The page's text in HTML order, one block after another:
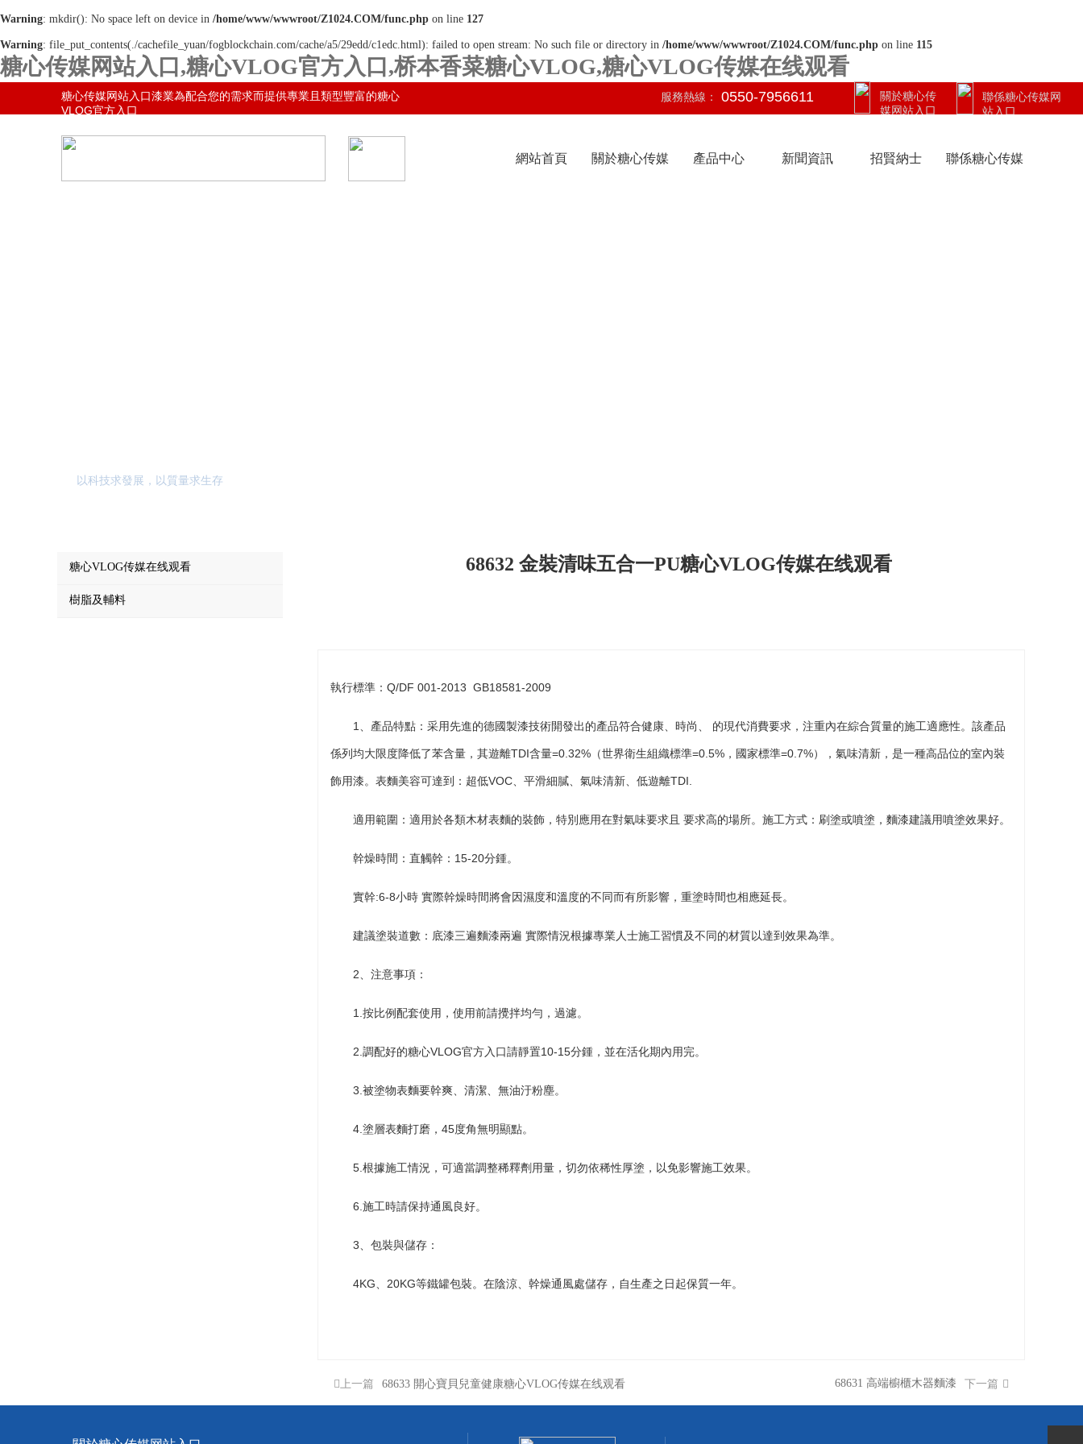
Warning: mkdir(): No space left on device in /home/www/wwwroot/Z1024.COM/func.php on line 127
Warning: file_put_contents(./cachefile_yuan/fogblockchain.com/cache/a5/29edd/c1edc.html): failed to open stream: No such file or directory in /home/www/wwwroot/Z1024.COM/func.php on line 115
糖心传媒网站入口,糖心VLOG官方入口,桥本香菜糖心VLOG,糖心VLOG传媒在线观看
服務熱線：
關於糖心传
媒网站入口
0550-7956611
聯係糖心传媒网
站入口
糖心传媒网站入口漆業為配合您的需求而提供專業且類型豐富的糖心
VLOG官方入口
網站首頁 關於糖心传媒 產品中心 新聞資訊 招賢納士 聯係糖心传媒
以科技求發展，以質量求生存
糖心VLOG传媒在线观看
樹脂及輔料
68632 金裝清味五合一PU糖心VLOG传媒在线观看
執行標準：Q/DF 001-2013 GB18581-2009
1、產品特點：采用先進的德國製漆技術開發出的產品符合健康、時尚、 的現代消費要求，注重內在綜合質量的施工適應性。該產品
係列均大限度降低了苯含量，其遊離TDI含量=0.32%（世界衛生組織標準=0.5%，國家標準=0.7%），氣味清新，是一種高品位的室內裝
飾用漆。表麵美容可達到：超低VOC、平滑細膩、氣味清新、低遊離TDI.
適用範圍：適用於各類木材表麵的裝飾，特別應用在對氣味要求且 要求高的場所。施工方式：刷塗或噴塗，麵漆建議用噴塗效果好。
幹燥時間：直觸幹：15-20分鍾。
實幹:6-8小時 實際幹燥時間將會因濕度和溫度的不同而有所影響，重塗時間也相應延長。
建議塗裝道數：底漆三遍麵漆兩遍 實際情況根據專業人士施工習慣及不同的材質以達到效果為準。
2、注意事項：
1.按比例配套使用，使用前請攪拌均勻，過濾。
2.調配好的糖心VLOG官方入口請靜置10-15分鍾，並在活化期內用完。
3.被塗物表麵要幹爽、清潔、無油汙粉塵。
4.塗層表麵打磨，45度角無明顯點。
5.根據施工情況，可適當調整稀釋劑用量，切勿依稀性厚塗，以免影響施工效果。
6.施工時請保持通風良好。
3、包裝與儲存：
4KG、20KG等鐵罐包裝。在陰涼、幹燥通風處儲存，自生產之日起保質一年。
上一篇 68633 開心寶貝兒童健康糖心VLOG传媒在线观看 68631 高端櫥櫃木器麵漆 下一篇